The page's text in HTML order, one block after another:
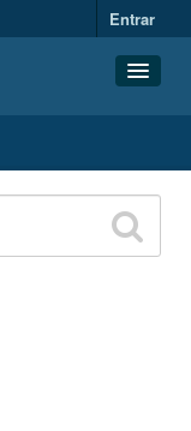
Entrar